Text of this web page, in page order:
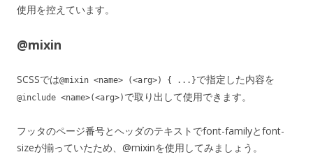
使用を控えています。
@mixin
SCSSでは@mixin <name> (<arg>) { ...}で指定した内容を
@include <name>(<arg>) で取り出して使用できます。
フッタのページ番号とヘッダのテキストでfont-familyとfont-
sizeが揃っていたため、@mixinを使用してみましょう。